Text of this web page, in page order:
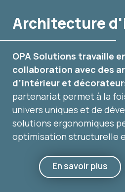
Architecture
OPA Solutions travaille
collaboration avec des
d’intérieur et
partenariat permet à la
univers uniques et de
solutions ergonomiques
optimisation structurelle
En savoir plus